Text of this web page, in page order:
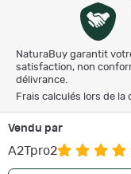
NaturaBuy garantit
satisfaction, non
délivrance.
Frais calculés lors de la
Vendu par
A2Tpro2